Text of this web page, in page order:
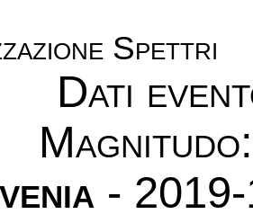
Spettri
Dati
-